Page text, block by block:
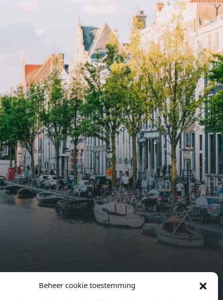
Beheer cookie toestemming
and
spaces.The building incorporates
solar panels to generate energy
supply. The windows have solar
control glazing, and the apartments
have climate control driven by a
thermal energy storage system.
Underfloor heating and cooling
contribute to a healthy indoor
environment. The atriums' seasonal
green walls provide natural summer
cooling, improved air quality and
acoustics, and are specially
designed to attract native birds and
butterflies.The bright residence
features an efficient and functional
open floor plan, a unique custom
kitchen, a bathroom and fitted
wardrobes. High-grade finishes
floor-to-ceiling windows with
layered treatments.Notice:
Pagina’s